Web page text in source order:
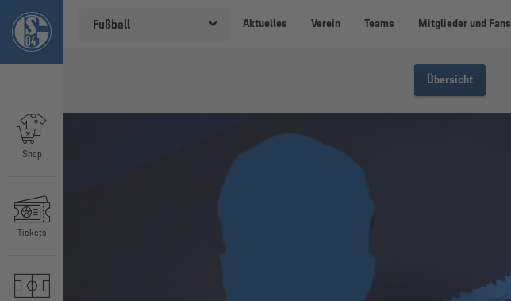
Fußball Aktuelles Verein Teams Mitglieder und Fans
Shop
Tickets
Übersicht